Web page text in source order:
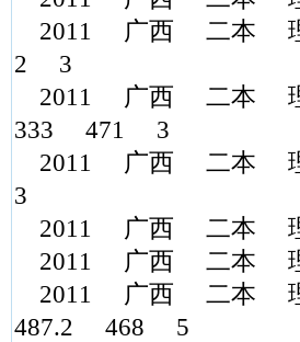
2011 广西 二本 理
2 3
2011 广西 二本 理
333 471 3
2011 广西 二本
3
2011 广西 二本
2011 广西 二本
2011 广西 二本 理
487.2 468 5